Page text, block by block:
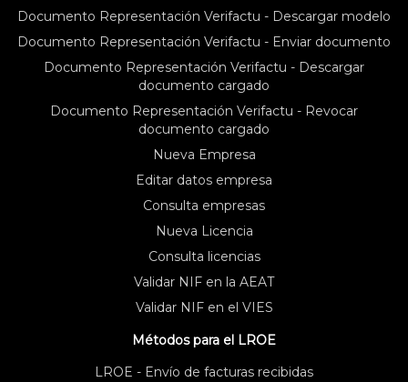
Documento Representación Verifactu - Descargar modelo
Documento Representación Verifactu - Enviar documento
Documento Representación Verifactu - Descargar
documento cargado
Documento Representación Verifactu - Revocar
documento cargado
Nueva Empresa
Editar datos empresa
Consulta empresas
Nueva Licencia
Consulta licencias
Validar NIF en la AEAT
Validar NIF en el VIES
Métodos para el LROE
LROE - Envío de facturas recibidas